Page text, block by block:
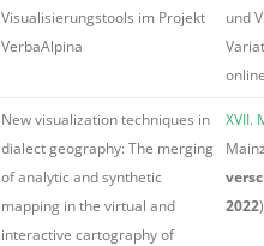
Visualisierungstools im Projekt
VerbaAlpina
und
New visualization techniques in
dialect geography: The merging
of analytic and synthetic
mapping in the virtual and
interactive cartography of
XVII.
2022)